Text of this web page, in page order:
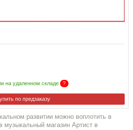
на удаленном складе ?
по предзаказу
развитии можно воплотить в
музыкальный магазин Артист в